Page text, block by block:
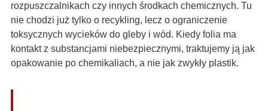
rozpuszczalnikach czy innych środkach chemicznych. Tu
nie chodzi już tylko o recykling, lecz o ograniczenie
toksycznych wycieków do gleby i wód. Kiedy folia ma
kontakt z substancjami niebezpiecznymi, traktujemy ją jak
opakowanie po chemikaliach, a nie jak zwykły plastik.